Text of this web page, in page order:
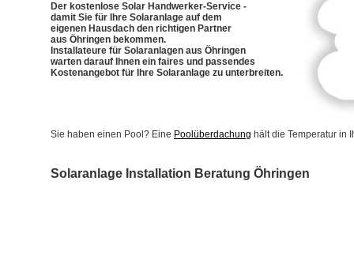
Der kostenlose Solar Handwerker-Service -
damit Sie für Ihre Solaranlage auf dem
eigenen Hausdach den richtigen Partner
aus Öhringen bekommen.
Installateure für Solaranlagen aus Öhringen
warten darauf Ihnen ein faires und passendes
Kostenangebot für Ihre Solaranlage zu unterbreiten.
Sie haben einen Pool? Eine Poolüberdachung hält die Temperatur in
Solaranlage Installation Beratung Öhringen